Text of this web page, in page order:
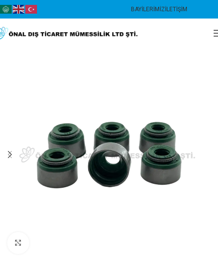
BAYILERIMIZİLETIŞIM